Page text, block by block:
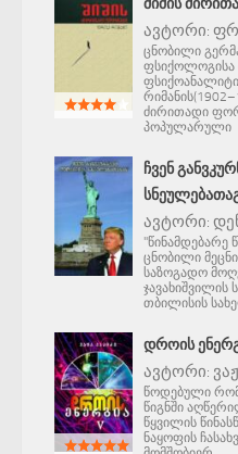
ᲨᲘᲨᲘᲡ
ავტორი:
ცნობილი
ფსიქოლოგისა
ძირითადი
პოპულარული
ᲩᲕᲔᲜ
ავტორი:
"წინამდებარე
ცნობილი
საზოგადო
ჯავახიშვილის
თბილისის
ᲓᲠᲝᲘᲡ
ავტორი:
წოდებული
წიგნში
წყვილის
ნაყოფის